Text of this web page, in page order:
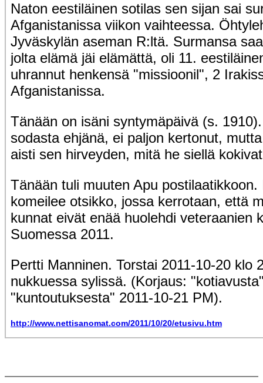
Naton eestiläinen sotilas sen sijan sai
Afganistanissa viikon vaihteessa.
Jyväskylän aseman R:ltä. Surmansa
jolta elämä jäi elämättä, oli 11.
uhrannut henkensä "missioonil", 2
Afganistanissa.
Tänään on isäni syntymäpäivä (s.
sodasta ehjänä, ei paljon kertonut,
aisti sen hirveyden, mitä he siellä
Tänään tuli muuten Apu postilaatikkoon.
komeilee otsikko, jossa kerrotaan, että
kunnat eivät enää huolehdi veteraanien
Suomessa 2011.
Pertti Manninen. Torstai 2011-10-20 klo
nukkuessa sylissä. (Korjaus:
"kuntoutuksesta" 2011-10-21 PM).
http://www.nettisanomat.com/2011/10/20/etusivu.htm